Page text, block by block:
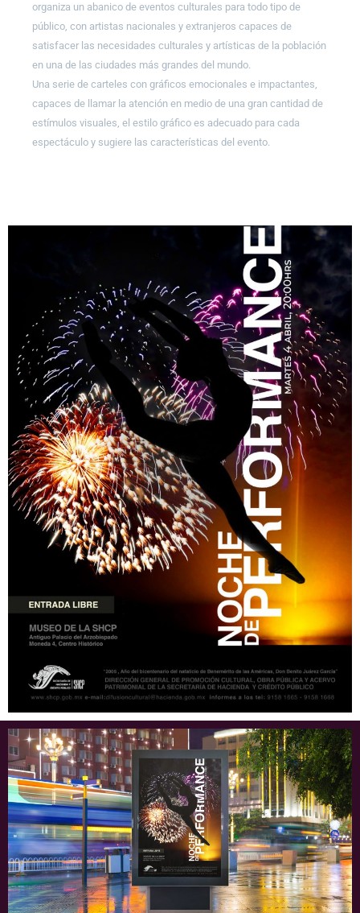
organiza un abanico de eventos culturales para todo tipo de
público, con artistas nacionales y extranjeros capaces de
satisfacer las necesidades culturales y artísticas de la población
en una de las ciudades más grandes del mundo.
Una serie de carteles con gráficos emocionales e impactantes,
capaces de llamar la atención en medio de una gran cantidad de
estímulos visuales, el estilo gráfico es adecuado para cada
espectáculo y sugiere las características del evento.